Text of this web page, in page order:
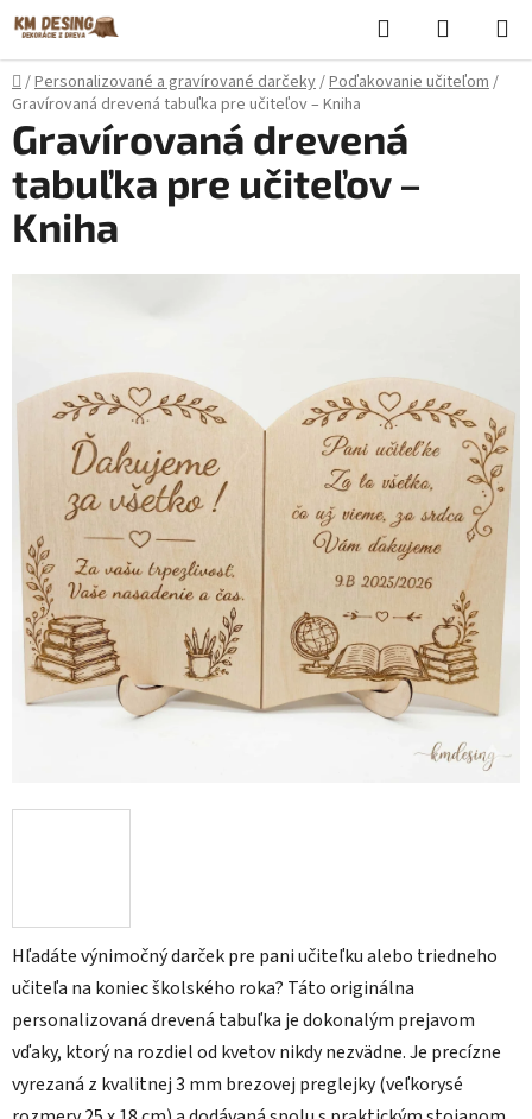
Prejsť
na
obsah
Hľadať
KOŠÍK
Domov
/Personalizované a gravírované darčeky/Poďakovanie učiteľom/
Gravírovaná drevená tabuľka pre učiteľov – Kniha
Hľadáte výnimočný darček pre pani učiteľku alebo triedneho
učiteľa na koniec školského roka? Táto originálna
personalizovaná drevená tabuľka je dokonalým prejavom
vďaky, ktorý na rozdiel od kvetov nikdy nezvädne. Je precízne
vyrezaná z kvalitnej 3 mm brezovej preglejky (veľkorysé
Gravírovaná drevená
tabuľka pre učiteľov –
Kniha